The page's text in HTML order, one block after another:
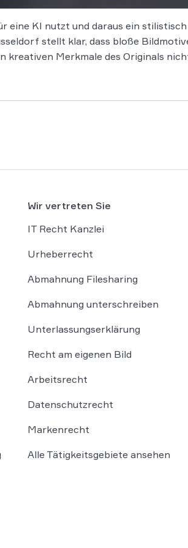
eine KI nutzt und daraus ein
stellt klar, dass bloße
kreativen Merkmale des Originals
Wir vertreten Sie
IT Recht Kanzlei
Urheberrecht
Abmahnung Filesharing
Abmahnung unterschreiben
Unterlassungserklärung
Recht am eigenen Bild
Arbeitsrecht
Datenschutzrecht
Markenrecht
Alle Tätigkeitsgebiete ansehen